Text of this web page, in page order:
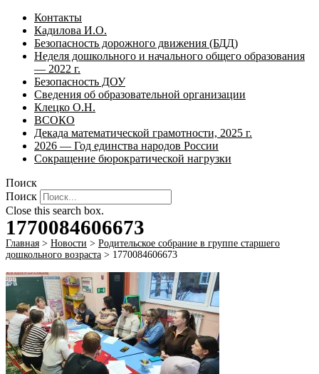
Контакты
Кадилова И.О.
Безопасность дорожного движения (БДД)
Неделя дошкольного и начального общего образования
— 2022 г.
Безопасность ДОУ
Сведения об образовательной организации
Клецко О.Н.
ВСОКО
Декада математической грамотности, 2025 г.
2026 — Год единства народов России
Сокращение бюрократической нагрузки
Поиск
Поиск
Close this search box.
1770084606673
Главная > Новости > Родительское собрание в группе старшего
дошкольного возраста > 1770084606673